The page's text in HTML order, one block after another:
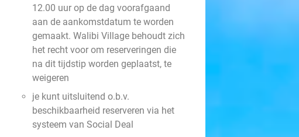
12.00 uur op de dag voorafgaand
aan de aankomstdatum te worden
gemaakt. Walibi Village behoudt zich
het recht voor om reserveringen die
na dit tijdstip worden geplaatst, te
weigeren
je kunt uitsluitend o.b.v.
beschikbaarheid reserveren via het
systeem van Social Deal